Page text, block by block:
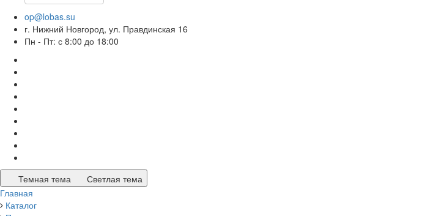
op@lobas.su
г. Нижний Новгород, ул. Правдинская 16
Пн - Пт: с 8:00 до 18:00
Темная тема
Светлая тема
Главная
Каталог